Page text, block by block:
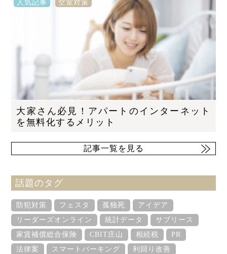
人気記事 空室対策
大家さん必見！アパートのインターネット
を無料化するメリット
記事一覧を見る
話題のタグ
防犯対策 フェスタ 孤独死
アイデア
リーダーズオンライン
統計データ
サブリース
家賃補償総合保険
CBIT庄山 相続税
PR
法律案
スマートパーキング
利回り改善